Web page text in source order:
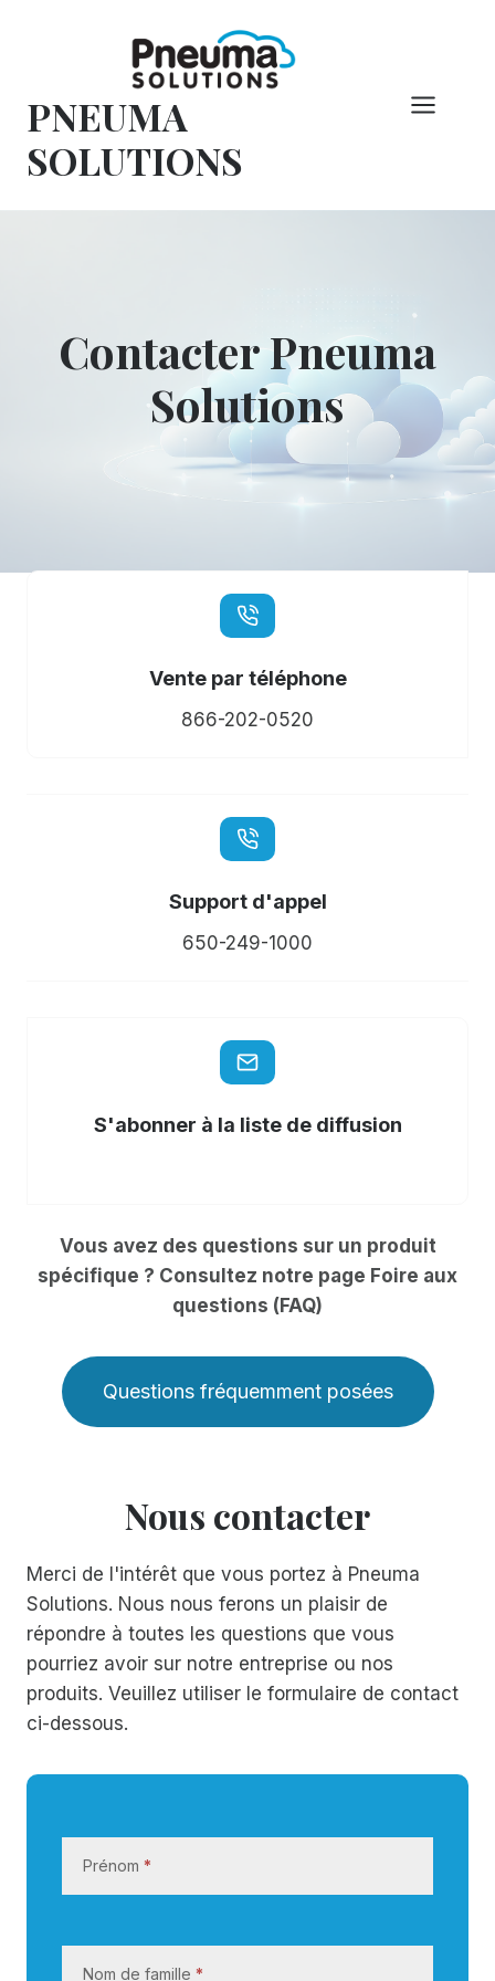
PNEUMA
SOLUTIONS
Contacter Pneuma
Solutions
Vente par téléphone
866-202-0520
Support d'appel
650-249-1000
S'abonner à la liste de diffusion
Vous avez des questions sur un produit
spécifique ? Consultez notre page Foire aux
questions (FAQ)
Questions fréquemment posées
Nous contacter
Merci de l'intérêt que vous portez à Pneuma
Solutions. Nous nous ferons un plaisir de
répondre à toutes les questions que vous
pourriez avoir sur notre entreprise ou nos
produits. Veuillez utiliser le formulaire de contact
ci-dessous.
c
Prénom *
Nom de famille *